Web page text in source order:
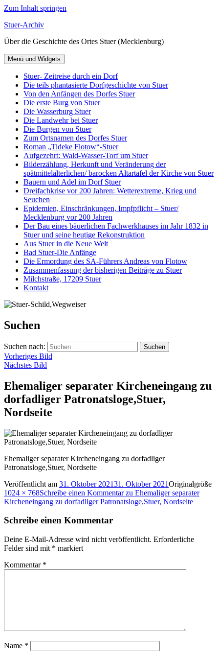
Zum Inhalt springen
Stuer-Archiv
Über die Geschichte des Ortes Stuer (Mecklenburg)
Menü und Widgets
Stuer- Zeitreise durch ein Dorf
Die teils phantasierte Dorfgeschichte von Stuer
Von den Anfängen des Dorfes Stuer
Die erste Burg von Stuer
Die Wasserburg Stuer
Die Landwehr bei Stuer
Die Burgen von Stuer
Zum Ortsnamen des Dorfes Stuer
Roman „Tideke Flotow“-Stuer
Aufgezehrt: Wald-Wasser-Torf um Stuer
Bilderzählung, Herkunft und Veränderung der
spätmittelalterlichen/ barocken Altartafel der Kirche von Stuer
Bauern und Adel im Dorf Stuer
Dreifachkrise vor 200 Jahren: Wetterextreme, Krieg und
Seuchen
Epidemien, Einschränkungen, Impfpflicht – Stuer/
Mecklenburg vor 200 Jahren
Der Bau eines bäuerlichen Fachwerkhauses im Jahr 1832 in
Stuer und seine heutige Rekonstruktion
Aus Stuer in die Neue Welt
Bad Stuer-Die Anfänge
Die Ermordung des SA-Führers Andreas von Flotow
Zusammenfassung der bisherigen Beiträge zu Stuer
Milchstraße, 17209 Stuer
Kontakt
Suchen
Suchen nach:
Vorheriges Bild
Nächstes Bild
Ehemaliger separater Kircheneingang zu
dorfadliger Patronatsloge,Stuer,
Nordseite
Ehemaliger separater Kircheneingang zu dorfadliger
Patronatsloge,Stuer, Nordseite
Veröffentlicht am 31. Oktober 202131. Oktober 2021Originalgröße
1024 × 768Schreibe einen Kommentarzu Ehemaliger separater
Kircheneingang zu dorfadliger Patronatsloge,Stuer, Nordseite
Schreibe einen Kommentar
Deine E-Mail-Adresse wird nicht veröffentlicht. Erforderliche
Felder sind mit * markiert
Kommentar *
Name *